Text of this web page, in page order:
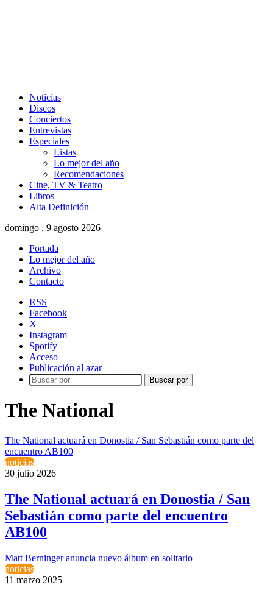
Noticias
Discos
Conciertos
Entrevistas
Especiales
Listas
Lo mejor del año
Recomendaciones
Cine, TV & Teatro
Libros
Alta Definición
domingo , 9 agosto 2026
Portada
Lo mejor del año
Archivo
Contacto
RSS
Facebook
X
Instagram
Spotify
Acceso
Publicación al azar
Buscar por
The National
The National actuará en Donostia / San Sebastián como parte del
encuentro AB100
noticias
30 julio 2026
The National actuará en Donostia / San
Sebastián como parte del encuentro
AB100
Matt Berninger anuncia nuevo álbum en solitario
noticias
11 marzo 2025